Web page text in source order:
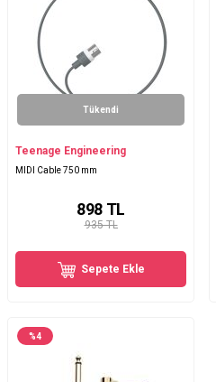
Tükendi
Teenage Engineering
MIDI Cable 750 mm
935 TL
898 TL
Sepete Ekle
%4